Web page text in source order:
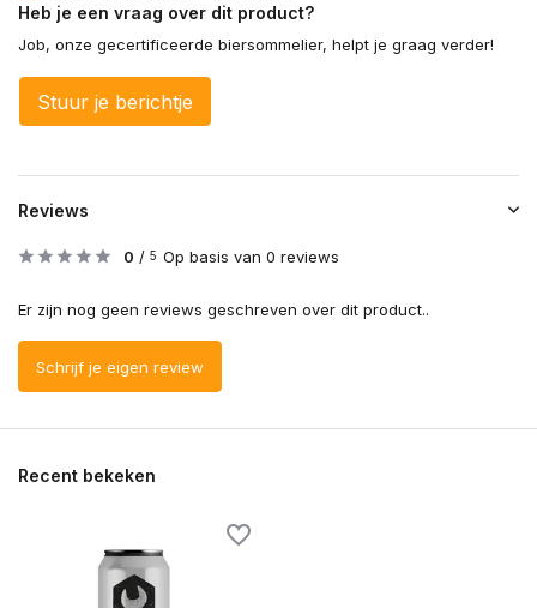
Heb je een vraag over dit product?
Job, onze gecertificeerde biersommelier, helpt je graag verder!
Stuur je berichtje
Reviews
0 / 5 Op basis van 0 reviews
Er zijn nog geen reviews geschreven over dit product..
Schrijf je eigen review
Recent bekeken